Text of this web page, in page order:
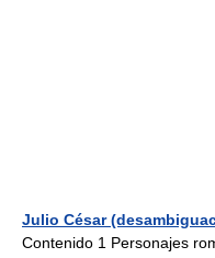
Julio César
Contenido 1 Personajes